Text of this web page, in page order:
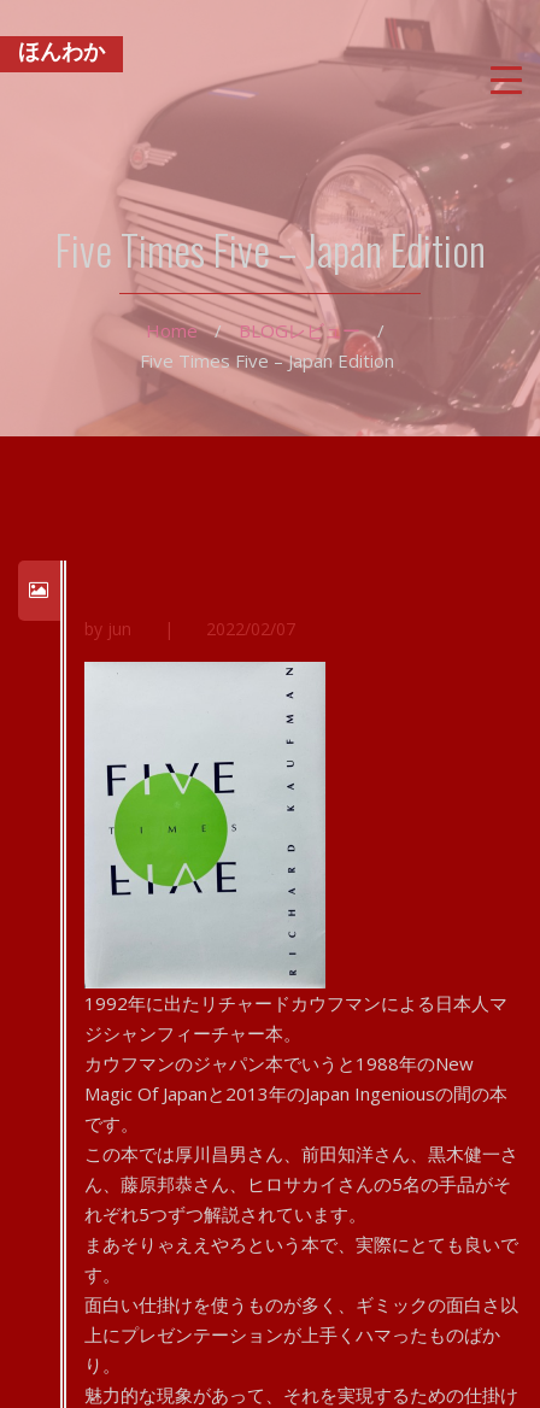
ほんわか
Five Times Five – Japan Edition
Home / BLOGレビュー /
Five Times Five – Japan Edition
by jun | 2022/02/07
1992年に出たリチャードカウフマンによる日本人マ
ジシャンフィーチャー本。
カウフマンのジャパン本でいうと1988年のNew
Magic Of Japanと2013年のJapan Ingeniousの間の本
です。
この本では厚川昌男さん、前田知洋さん、黒木健一さ
ん、藤原邦恭さん、ヒロサカイさんの5名の手品がそ
れぞれ5つずつ解説されています。
まあそりゃええやろという本で、実際にとても良いで
す。
面白い仕掛けを使うものが多く、ギミックの面白さ以
上にプレゼンテーションが上手くハマったものばか
り。
魅力的な現象があって、それを実現するための仕掛け